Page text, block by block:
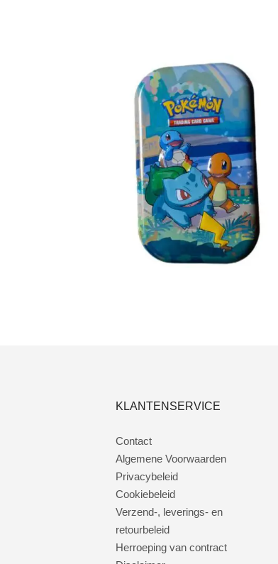
€3.00
KLANTENSERVICE
Contact
Algemene Voorwaarden
Privacybeleid
Cookiebeleid
Verzend-, leverings- en
retourbeleid
Herroeping van contract